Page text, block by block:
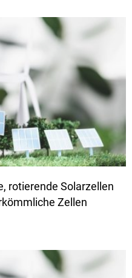
rotierende Solarzellen
Zellen